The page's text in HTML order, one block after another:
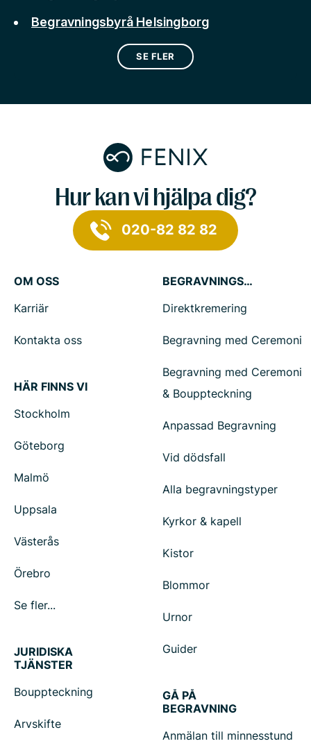
Begravningsbyrå Helsingborg
SE FLER
Hur kan vi hjälpa dig?
020-82 82 82
OM OSS
Karriär
Kontakta oss
HÄR FINNS VI
Stockholm
Göteborg
Malmö
Uppsala
Västerås
Örebro
Se fler...
BEGRAVNINGSTJÄNSTER
Direktkremering
Begravning med Ceremoni
Begravning med Ceremoni
& Bouppteckning
Anpassad Begravning
Vid dödsfall
Alla begravningstyper
Kyrkor & kapell
Kistor
Blommor
Urnor
Guider
JURIDISKA
TJÄNSTER
Bouppteckning
Arvskifte
GÅ PÅ
BEGRAVNING
Anmälan till minnesstund